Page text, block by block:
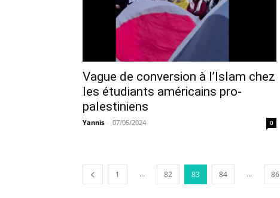
Vague de conversion à l’Islam chez
les étudiants américains pro-
palestiniens
Yannis - 07/05/2024 0
1 ... 82 83 84 ... 86